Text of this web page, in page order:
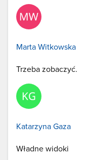
Marta Witkowska
Trzeba zobaczyć.
Katarzyna Gaza
Władne widoki